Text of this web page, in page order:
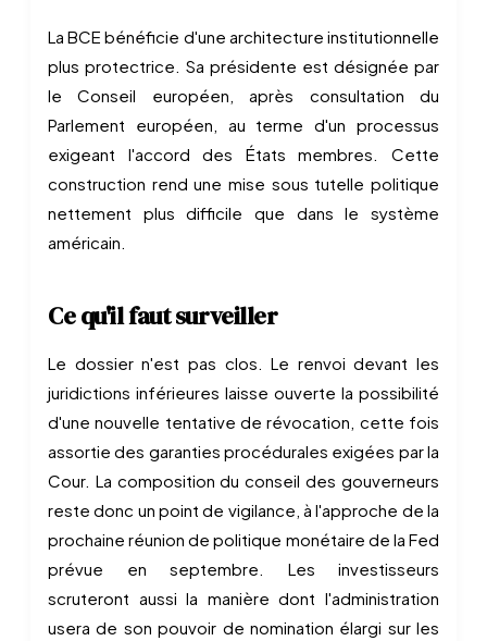
La BCE bénéficie d'une architecture institutionnelle
plus protectrice. Sa présidente est désignée par
le Conseil européen, après consultation du
Parlement européen, au terme d'un processus
exigeant l'accord des États membres. Cette
construction rend une mise sous tutelle politique
nettement plus difficile que dans le système
américain.
Ce qu'il faut surveiller
Le dossier n'est pas clos. Le renvoi devant les
juridictions inférieures laisse ouverte la possibilité
d'une nouvelle tentative de révocation, cette fois
assortie des garanties procédurales exigées par la
Cour. La composition du conseil des gouverneurs
reste donc un point de vigilance, à l'approche de la
prochaine réunion de politique monétaire de la Fed
prévue en septembre. Les investisseurs
scruteront aussi la manière dont l'administration
usera de son pouvoir de nomination élargi sur les